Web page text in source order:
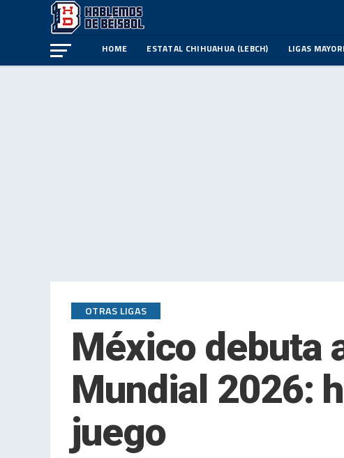
HOME ESTATAL CHIHUAHUA (LEBCH) LIGAS
OTRAS LIGAS
México debuta
Mundial 2026:
juego